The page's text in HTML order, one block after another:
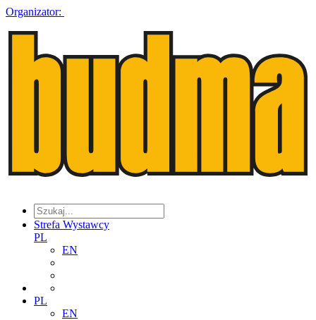
Organizator:
Strefa Wystawcy
PL
EN
PL
EN